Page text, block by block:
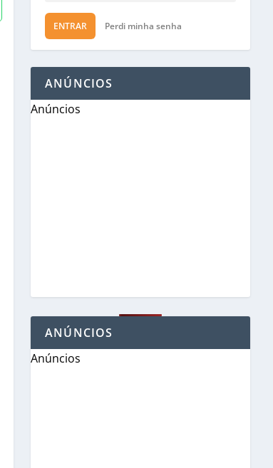
ENTRAR Perdi minha senha
ANÚNCIOS
Anúncios
ANÚNCIOS
Anúncios